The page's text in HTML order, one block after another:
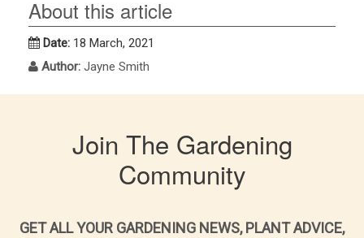
About this article
Date: 18 March, 2021
Author: Jayne Smith
Join The Gardening
Community
GET ALL YOUR GARDENING NEWS, PLANT ADVICE,